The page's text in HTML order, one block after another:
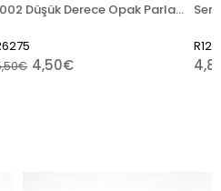
1002 Düşük Derece Opak Parlak Hazır Sıvı